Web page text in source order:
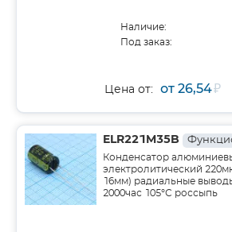
Наличие:
Под заказ:
Цена от: от 26,54₽
ELR221M35B
Конденсатор
электролитический
16мм) радиальные
2000час 105°С россыпь